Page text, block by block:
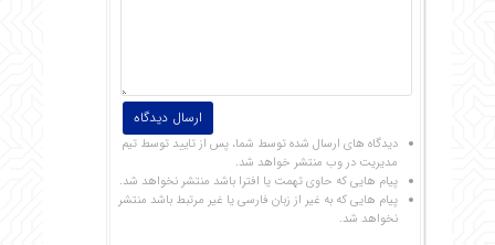
دیدگاه های ارسال شده توسط شما، پس از تایید توسط تیم
مدیریت در وب منتشر خواهد شد.
پیام هایی که حاوی تهمت یا افترا باشد منتشر نخواهد شد.
پیام هایی که به غیر از زبان فارسی یا غیر مرتبط باشد منتشر
نخواهد شد.